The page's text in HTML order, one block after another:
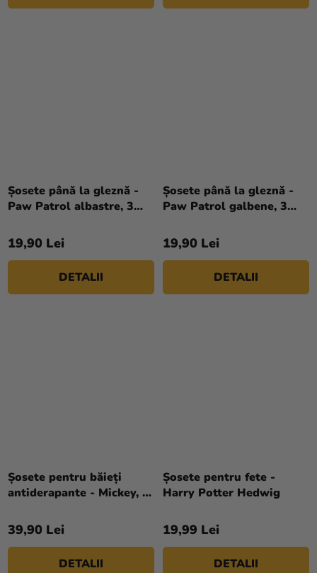
Șosete până la gleznă -
Paw Patrol albastre, 3
19,90 Lei
DETALII
Șosete până la gleznă -
Paw Patrol galbene, 3
19,90 Lei
DETALII
Șosete pentru băieți
antiderapante - Mickey, 3
39,90 Lei
DETALII
Șosete pentru fete -
Harry Potter Hedwig
19,99 Lei
DETALII